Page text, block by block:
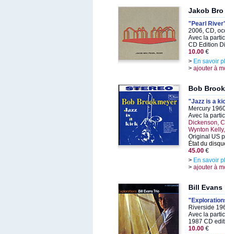
Jakob Bro
"Pearl
2006, CD,
Avec la
CD Edition
10.00 €
> En savoir
> ajouter à
Bob
"Jazz is a
Mercury
Avec la
Dickenson,
Wynton
Original US
État du
45.00 €
> En savoir
> ajouter à
Bill Evans
Riverside
Avec la
1987 CD
10.00 €